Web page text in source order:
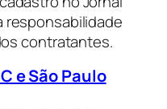
responsabilidade
contratantes.
e São Paulo